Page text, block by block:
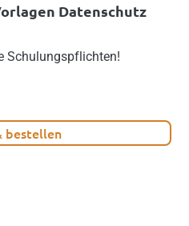
Datenschutz
Schulungspflichten!
bestellen